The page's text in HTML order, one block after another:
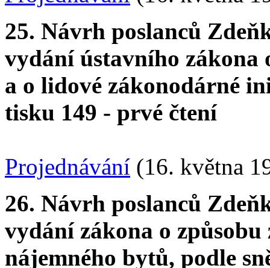
25. Návrh poslanců
vydání ústavního zákona
a o lidové zákonodárné
tisku 149 - prvé čtení
Projednávání (16. května
26. Návrh poslanců
vydání zákona o
nájemného bytů, podle